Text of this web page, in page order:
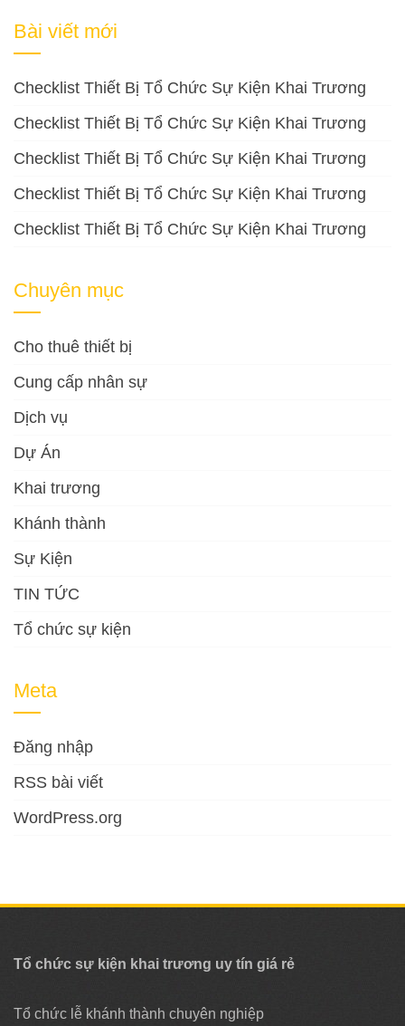
Bài viết mới
Checklist Thiết Bị Tổ Chức Sự Kiện Khai Trương
Checklist Thiết Bị Tổ Chức Sự Kiện Khai Trương
Checklist Thiết Bị Tổ Chức Sự Kiện Khai Trương
Checklist Thiết Bị Tổ Chức Sự Kiện Khai Trương
Checklist Thiết Bị Tổ Chức Sự Kiện Khai Trương
Chuyên mục
Cho thuê thiết bị
Cung cấp nhân sự
Dịch vụ
Dự Án
Khai trương
Khánh thành
Sự Kiện
TIN TỨC
Tổ chức sự kiện
Meta
Đăng nhập
RSS bài viết
WordPress.org
Tổ chức sự kiện khai trương uy tín giá rẻ
Tổ chức lễ khánh thành chuyên nghiệp